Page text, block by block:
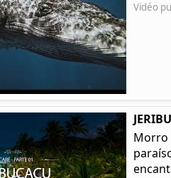
Vidéo
Morro